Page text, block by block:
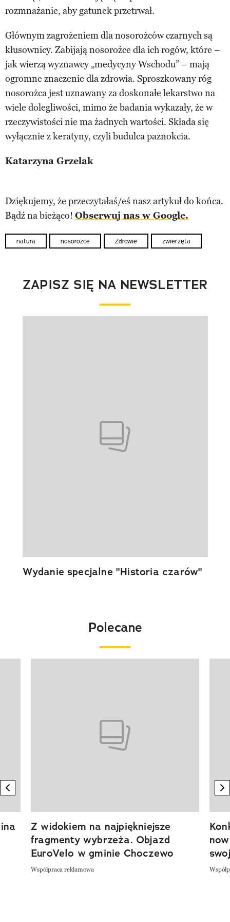
rozmnażanie, aby gatunek przetrwał.
Głównym zagrożeniem dla nosorożców czarnych są
kłusownicy. Zabijają nosorożce dla ich rogów, które –
jak wierzą wyznawcy „medycyny Wschodu” – mają
ogromne znaczenie dla zdrowia. Sproszkowany róg
nosorożca jest uznawany za doskonałe lekarstwo na
wiele dolegliwości, mimo że badania wykazały, że w
rzeczywistości nie ma żadnych wartości. Składa się
wyłącznie z keratyny, czyli budulca paznokcia.
Katarzyna Grzelak
Dziękujemy, że przeczytałaś/eś nasz artykuł do końca.
Bądź na bieżąco! Obserwuj nas w Google.
natura nosorożce Zdrowie zwierzęta
ZAPISZ SIĘ NA NEWSLETTER
Wydanie specjalne "Historia czarów"
Polecane
previous element
Z widokiem na najpiękniejsze
fragmenty wybrzeża. Objazd
EuroVelo w gminie Choczewo
Współpraca reklamowa